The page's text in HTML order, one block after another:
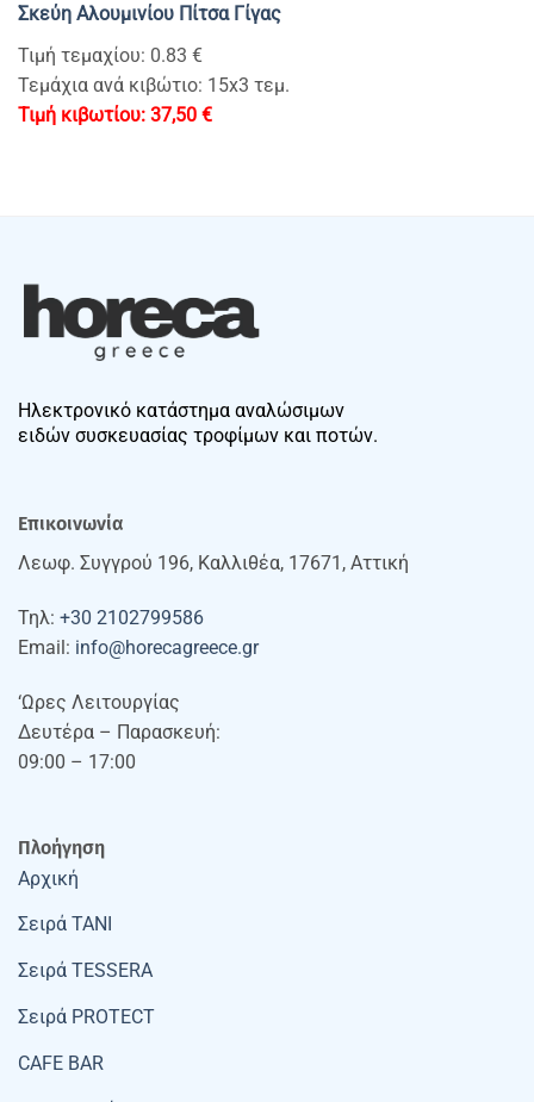
Σκεύη Αλουμινίου Πίτσα Γίγας
Τιμή τεμαχίου: 0.83 €
Τεμάχια ανά κιβώτιο: 15x3 τεμ.
37,50 €
Ηλεκτρονικό κατάστημα αναλώσιμων
ειδών συσκευασίας τροφίμων και ποτών.
Επικοινωνία
Λεωφ. Συγγρού 196, Καλλιθέα, 17671, Αττική
Τηλ: +30 2102799586
Email: info@horecagreece.gr
‘Ωρες Λειτουργίας
Δευτέρα – Παρασκευή:
09:00 – 17:00
Πλοήγηση
Αρχική
Σειρά TANI
Σειρά TESSERA
Σειρά PROTECT
CAFE BAR